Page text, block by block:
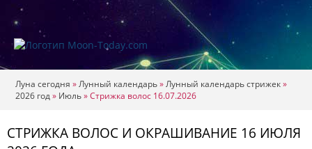
Луна сегодня »Лунный календарь»Лунный календарь стрижек»
2026 год» Июль»Стрижка волос 16.07.2026
СТРИЖКА ВОЛОС И ОКРАШИВАНИЕ 16 ИЮЛЯ